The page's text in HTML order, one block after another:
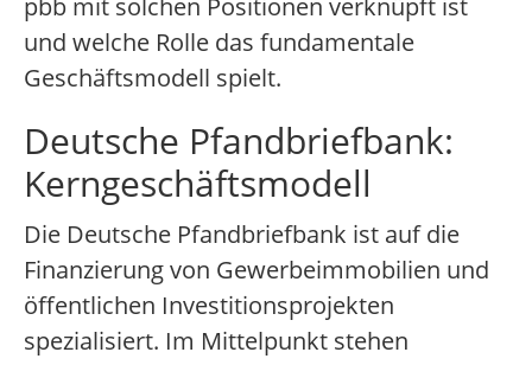
pbb mit solchen Positionen verknüpft ist
und welche Rolle das fundamentale
Geschäftsmodell spielt.
Deutsche Pfandbriefbank:
Kerngeschäftsmodell
Die Deutsche Pfandbriefbank ist auf die
Finanzierung von Gewerbeimmobilien und
öffentlichen Investitionsprojekten
spezialisiert. Im Mittelpunkt stehen